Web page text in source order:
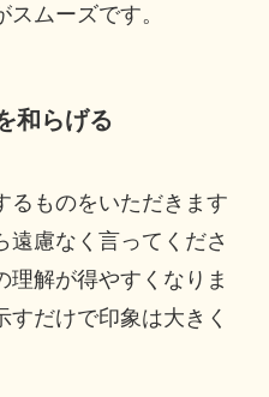
ムーズです。
和らげる
るものをいただきます
遠慮なく言ってくださ
理解が得やすくなりま
だけで印象は大きく